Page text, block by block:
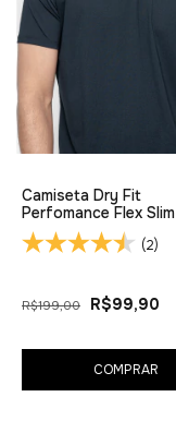
Camiseta Dry Fit
Perfomance Flex Slim
(2)
R$199,00 R$99,90
COMPRAR